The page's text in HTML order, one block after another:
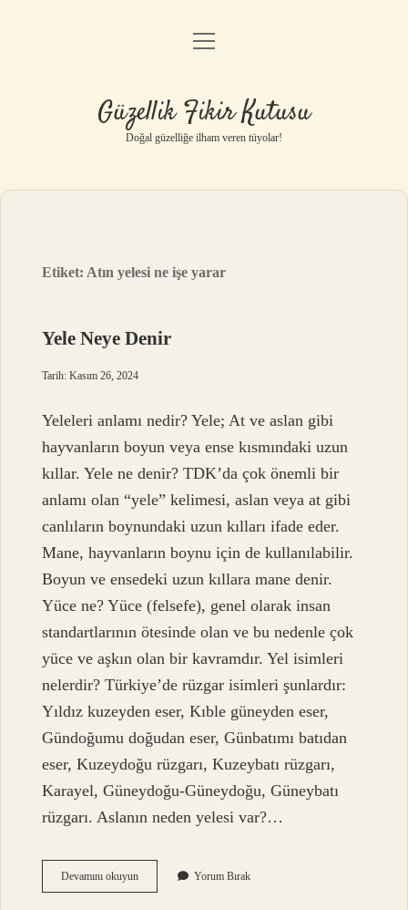
Anasayfa
Yasal Uyarı
menüyü
Güzellik Fikir Kutusu
Doğal güzelliğe ilham veren tüyolar!
Etiket: Atın yelesi ne işe yarar
Yele Neye Denir
Tarih: Kasım 26, 2024
Yeleleri anlamı nedir? Yele; At ve aslan gibi
hayvanların boyun veya ense kısmındaki uzun
kıllar. Yele ne denir? TDK’da çok önemli bir
anlamı olan “yele” kelimesi, aslan veya at gibi
canlıların boynundaki uzun kılları ifade eder.
Mane, hayvanların boynu için de kullanılabilir.
Boyun ve ensedeki uzun kıllara mane denir.
Yüce ne? Yüce (felsefe), genel olarak insan
standartlarının ötesinde olan ve bu nedenle çok
yüce ve aşkın olan bir kavramdır. Yel isimleri
nelerdir? Türkiye’de rüzgar isimleri şunlardır:
Yıldız kuzeyden eser, Kıble güneyden eser,
Gündoğumu doğudan eser, Günbatımı batıdan
eser, Kuzeydoğu rüzgarı, Kuzeybatı rüzgarı,
Karayel, Güneydoğu-Güneydoğu, Güneybatı
rüzgarı. Aslanın neden yelesi var?…
Devamını okuyunYele
Neye
Yorum Bırak